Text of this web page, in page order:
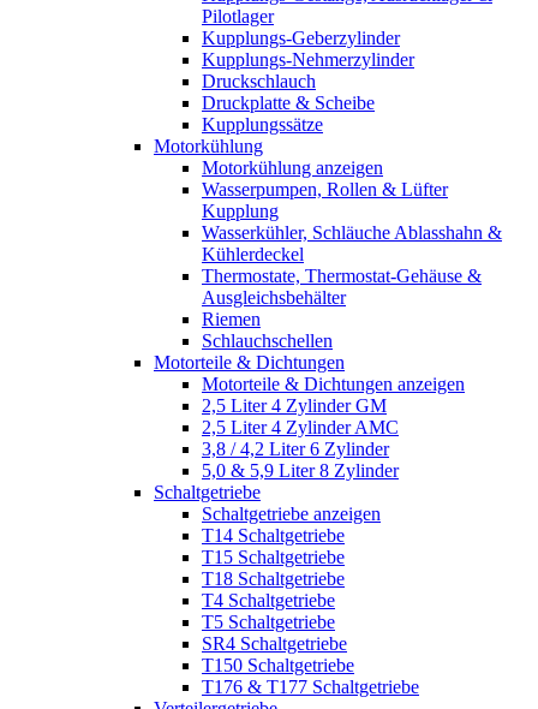
Pilotlager
Kupplungs-Geberzylinder
Kupplungs-Nehmerzylinder
Druckschlauch
Druckplatte & Scheibe
Kupplungssätze
Motorkühlung
Motorkühlung anzeigen
Wasserpumpen, Rollen & Lüfter
Kupplung
Wasserkühler, Schläuche Ablasshahn &
Kühlerdeckel
Thermostate, Thermostat-Gehäuse &
Ausgleichsbehälter
Riemen
Schlauchschellen
Motorteile & Dichtungen
Motorteile & Dichtungen anzeigen
2,5 Liter 4 Zylinder GM
2,5 Liter 4 Zylinder AMC
3,8 / 4,2 Liter 6 Zylinder
5,0 & 5,9 Liter 8 Zylinder
Schaltgetriebe
Schaltgetriebe anzeigen
T14 Schaltgetriebe
T15 Schaltgetriebe
T18 Schaltgetriebe
T4 Schaltgetriebe
T5 Schaltgetriebe
SR4 Schaltgetriebe
T150 Schaltgetriebe
T176 & T177 Schaltgetriebe